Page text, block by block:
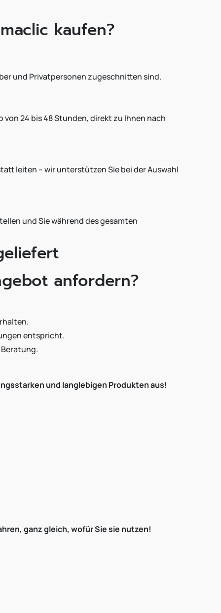
kaufen?
und Privatpersonen zugeschnitten sind.
24 bis 48 Stunden, direkt zu Ihnen nach
leiten – wir unterstützen Sie bei der Auswahl
und Sie während des gesamten
anfordern?
entspricht.
und langlebigen Produkten aus!
ganz gleich, wofür Sie sie nutzen!